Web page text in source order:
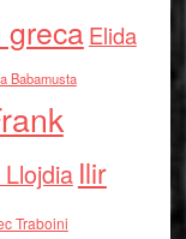
Elida
Babamusta
Ilir
Traboini